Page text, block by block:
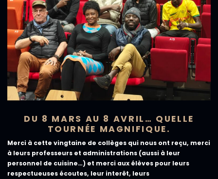
DU 8 MARS AU 8 AVRIL… QUELLE
TOURNÉE MAGNIFIQUE.
Merci à cette vingtaine de collèges qui nous ont reçu, merci
à leurs professeurs et administrations (aussi à leur
personnel de cuisine…) et merci aux élèves pour leurs
respectueuses écoutes, leur interêt, leurs